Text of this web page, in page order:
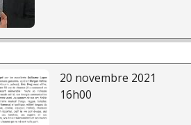
20 novembre 2021
16h00